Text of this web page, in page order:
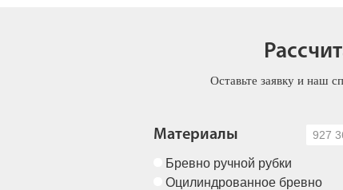
Оставьте заявку и наш
Материалы 927
Бревно ручной рубки
Оцилиндрованное бревно